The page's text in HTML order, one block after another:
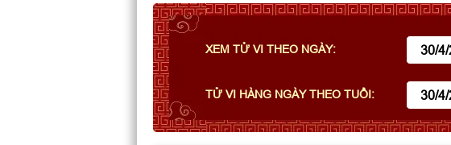
XEM TỬ VI THEO NGÀY:
TỬ VI HÀNG NGÀY THEO TUỔI: